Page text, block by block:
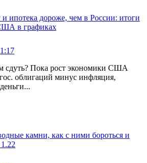
и ипотека дороже, чем в России: итоги
в графиках
сдуть? Пока рост экономики США
облигаций минус инфляция,
камни, как с ними бороться и